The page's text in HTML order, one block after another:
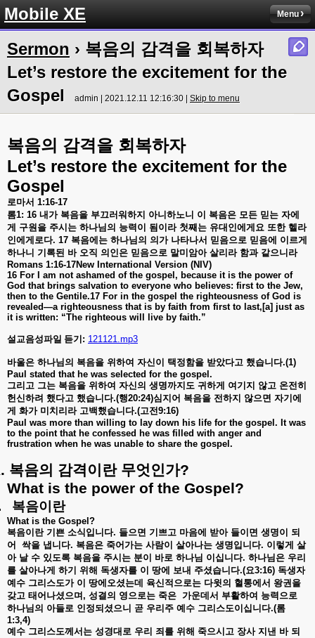
Mobile XE Menu
Sermon › 복음의 감격을 회복하자
Let’s restore the excitement for the
Gospel
admin | 2021.12.11 12:16:30 | Skip to menu
복음의 감격을 회복하자
Let’s restore the excitement for the
Gospel
로마서 1:16-17
롬1: 16 내가 복음을 부끄러워하지 아니하노니 이 복음은 모든 믿는 자에
게 구원을 주시는 하나님의 능력이 됨이라 첫째는 유대인에게요 또한 헬라
인에게로다. 17 복음에는 하나님의 의가 나타나서 믿음으로 믿음에 이르게
하나니 기록된 바 오직 의인은 믿음으로 말미암아 살리라 함과 같으니라
Romans 1:16-17New International Version (NIV)
16 For I am not ashamed of the gospel, because it is the power of
God that brings salvation to everyone who believes: first to the Jew,
then to the Gentile.17 For in the gospel the righteousness of God is
revealed—a righteousness that is by faith from first to last,[a] just as
it is written: “The righteous will live by faith.”
설교음성파일 듣기 : 121121.mp3
바울은 하나님의 복음을 위하여 자신이 택정함을 받았다고 했습니다.(1)
Paul stated that he was selected for the gospel.
그리고 그는 복음을 위하여 자신의 생명까지도 귀하게 여기지 않고 온전히
헌신하려 했다고 했습니다.(행20:24)심지어 복음을 전하지 않으면 자기에
게 화가 미치리라 고백했습니다.(고전9:16)
Paul was more than willing to lay down his life for the gospel. It was
to the point that he confessed he was filled with anger and
frustration when he was unable to share the gospel.
복음의 감격이란 무엇인가?
What is the power of the Gospel?
복음이란
What is the Gospel?
복음이란 기쁜 소식입니다. 들으면 기쁘고 마음에 받아 들이면 생명이
되
어
싹을 냅니다. 복음은 죽어가는 사람이 살아나는 생명입니다. 이렇게 살
아 날 수 있도록 복음을 주시는 분이 바로 하나님 이십니다. 하나님은 우리
를 살아나게 하기 위해 독생자를 이 땅에 보내 주셨습니다.(요3:16) 독생자
예수 그리스도가 이 땅에오셨는데 육신적으로는 다윗의 혈통에서 왕권을
갖고 태어나셨으며 , 성결의 영으로는 죽은 가운데서 부활하여 능력으로
하나님의 아들로 인정되셨으니 곧 우리주 예수 그리스도이십니다.(롬
1:3,4)
예수 그리스도께서는 성경대로 우리 죄를 위해 죽으시고 장사 지낸 바 되